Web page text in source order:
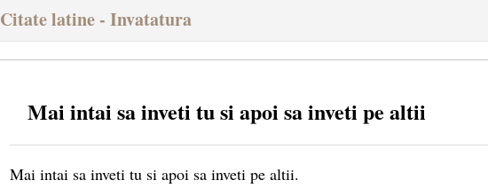
Citate latine - Invatatura
Mai intai sa inveti tu si apoi sa inveti pe altii
Mai intai sa inveti tu si apoi sa inveti pe altii.